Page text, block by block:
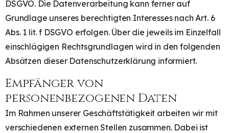
DSGVO. Die Datenverarbeitung kann ferner auf
Grundlage unseres berechtigten Interesses nach Art. 6
Abs. 1 lit. f DSGVO erfolgen. Über die jeweils im Einzelfall
einschlägigen Rechtsgrundlagen wird in den folgenden
Absätzen dieser Datenschutzerklärung informiert.
Empfänger von
personenbezogenen Daten
Im Rahmen unserer Geschäftstätigkeit arbeiten wir mit
verschiedenen externen Stellen zusammen. Dabei ist